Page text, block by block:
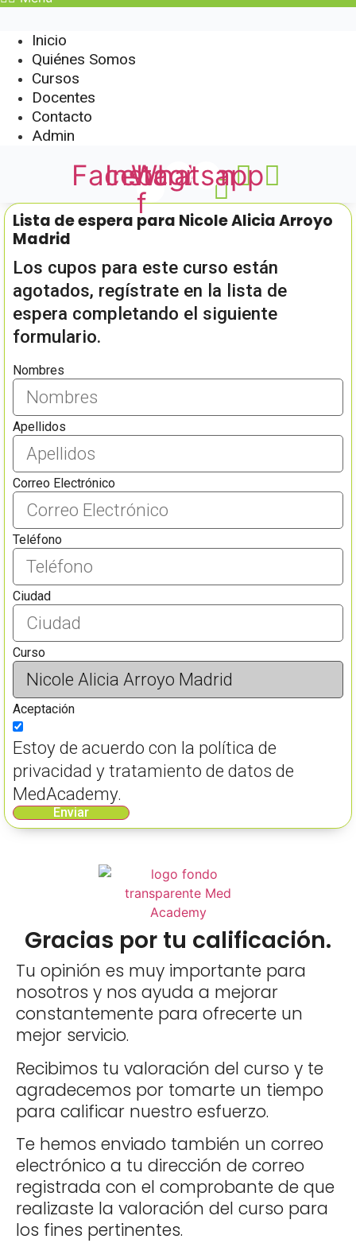
Inicio
Quiénes Somos
Cursos
Docentes
Contacto
Admin
Facebook-
f
Instagram
Whatsapp
Lista de espera para Nicole Alicia Arroyo
Madrid
Los cupos para este curso están
agotados, regístrate en la lista de
espera completando el siguiente
formulario.
Nombres
Apellidos
Correo Electrónico
Teléfono
Ciudad
Curso
Aceptación
Estoy de acuerdo con la política de
privacidad y tratamiento de datos de
MedAcademy.
Enviar
Gracias por tu calificación.
Tu opinión es muy importante para
nosotros y nos ayuda a mejorar
constantemente para ofrecerte un
mejor servicio.
Recibimos tu valoración del curso y te
agradecemos por tomarte un tiempo
para calificar nuestro esfuerzo.
Te hemos enviado también un correo
electrónico a tu dirección de correo
registrada con el comprobante de que
realizaste la valoración del curso para
los fines pertinentes.